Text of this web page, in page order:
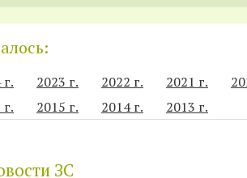
2023 г. 2022 г. 2021 г.
2015 г. 2014 г. 2013 г.
ЗС